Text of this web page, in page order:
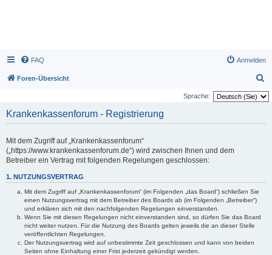
FAQ Anmelden
Foren-Übersicht
u
Sprache:
Krankenkassenforum - Registrierung
Mit dem Zugriff auf „Krankenkassenforum“
(„https://www.krankenkassenforum.de“) wird zwischen Ihnen und dem
Betreiber ein Vertrag mit folgenden Regelungen geschlossen:
1. NUTZUNGSVERTRAG
Mit dem Zugriff auf „Krankenkassenforum“ (im Folgenden „das Board“) schließen Sie
einen Nutzungsvertrag mit dem Betreiber des Boards ab (im Folgenden „Betreiber“)
und erklären sich mit den nachfolgenden Regelungen einverstanden.
Wenn Sie mit diesen Regelungen nicht einverstanden sind, so dürfen Sie das Board
nicht weiter nutzen. Für die Nutzung des Boards gelten jeweils die an dieser Stelle
veröffentlichten Regelungen.
Der Nutzungsvertrag wird auf unbestimmte Zeit geschlossen und kann von beiden
Seiten ohne Einhaltung einer Frist jederzeit gekündigt werden.